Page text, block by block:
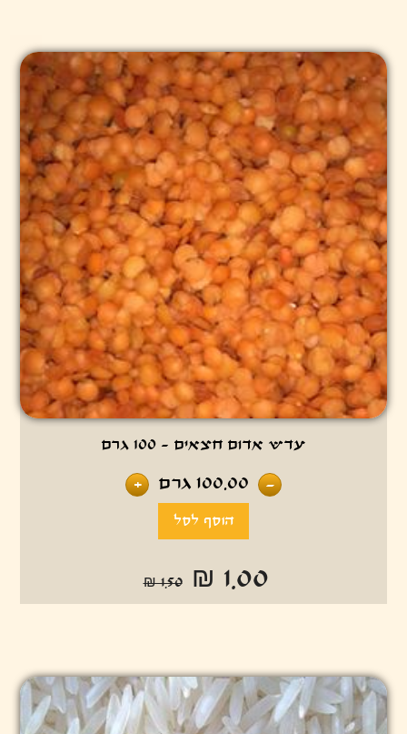
עדש אדום חצאים - 100 גרם
-
100.00 גרם +
₪ 1.50 ₪ 1.00